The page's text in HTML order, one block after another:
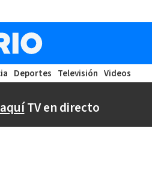
Deportes Televisión Videos
TV en directo